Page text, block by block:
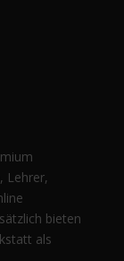
Lehrer,
bieten
als